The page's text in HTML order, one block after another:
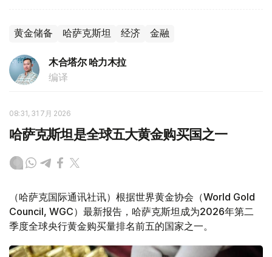
黄金储备 哈萨克斯坦 经济 金融
木合塔尔 哈力木拉
编译
08:31, 31 7月 2026
哈萨克斯坦是全球五大黄金购买国之一
（哈萨克国际通讯社讯）根据世界黄金协会（World Gold
Council, WGC）最新报告，哈萨克斯坦成为2026年第二
季度全球央行黄金购买量排名前五的国家之一。